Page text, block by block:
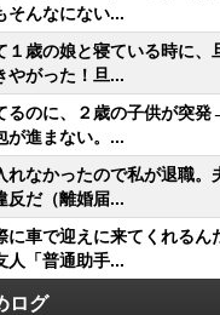
そんなにない...
１歳の娘と寝ている時に、
やがった！旦...
るのに、２歳の子供が突
が進まない。...
れなかったので私が退職。
反だ（離婚届...
に車で迎えに来てくれるん
人「普通助手...
ログ